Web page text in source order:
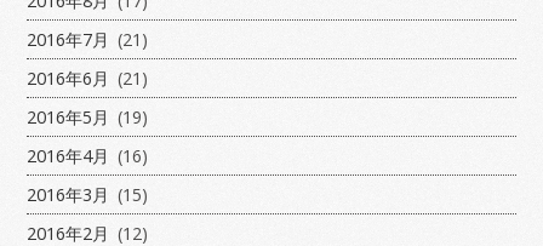
2016年7月 (21)
2016年6月 (21)
2016年5月 (19)
2016年4月 (16)
2016年3月 (15)
2016年2月 (12)